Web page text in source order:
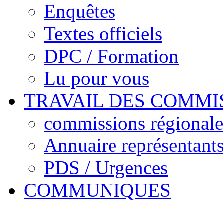
Enquêtes
Textes officiels
DPC / Formation
Lu pour vous
TRAVAIL DES
commissions
Annuaire
PDS / Urgences
COMMUNIQUES